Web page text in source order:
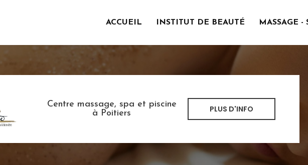
ACCUEIL INSTITUT DE BEAUTÉ MASSAGE -
Centre massage, spa et piscine
à Poitiers
PLUS D'INFO